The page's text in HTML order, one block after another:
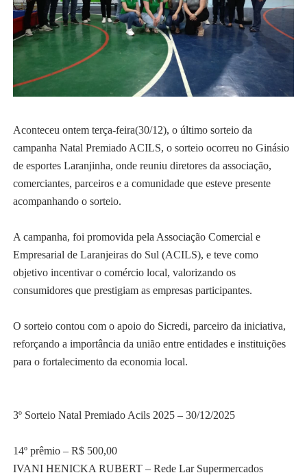
Aconteceu ontem terça-feira(30/12), o último sorteio da
campanha Natal Premiado ACILS, o sorteio ocorreu no Ginásio
de esportes Laranjinha, onde reuniu diretores da associação,
comerciantes, parceiros e a comunidade que esteve presente
acompanhando o sorteio.
A campanha, foi promovida pela Associação Comercial e
Empresarial de Laranjeiras do Sul (ACILS), e teve como
objetivo incentivar o comércio local, valorizando os
consumidores que prestigiam as empresas participantes.
O sorteio contou com o apoio do Sicredi, parceiro da iniciativa,
reforçando a importância da união entre entidades e instituições
para o fortalecimento da economia local.
3º Sorteio Natal Premiado Acils 2025 – 30/12/2025
14º prêmio – R$ 500,00
IVANI HENICKA RUBERT – Rede Lar Supermercados